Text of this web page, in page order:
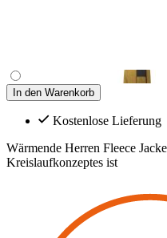
In den Warenkorb
Kostenlose Lieferung
Wärmende Herren Fleece
Kreislaufkonzeptes ist